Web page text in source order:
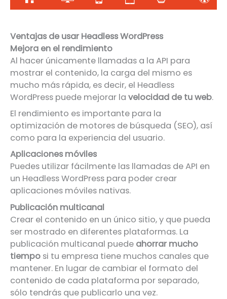
Ventajas de usar Headless WordPress
Mejora en el rendimiento
Al hacer únicamente llamadas a la API para
mostrar el contenido, la carga del mismo es
mucho más rápida, es decir, el Headless
WordPress puede mejorar la velocidad de tu web.
El rendimiento es importante para la
optimización de motores de búsqueda (SEO), así
como para la experiencia del usuario.
Aplicaciones móviles
Puedes utilizar fácilmente las llamadas de API en
un Headless WordPress para poder crear
aplicaciones móviles nativas.
Publicación multicanal
Crear el contenido en un único sitio, y que pueda
ser mostrado en diferentes plataformas. La
publicación multicanal puede ahorrar mucho
tiempo si tu empresa tiene muchos canales que
mantener. En lugar de cambiar el formato del
contenido de cada plataforma por separado,
sólo tendrás que publicarlo una vez.